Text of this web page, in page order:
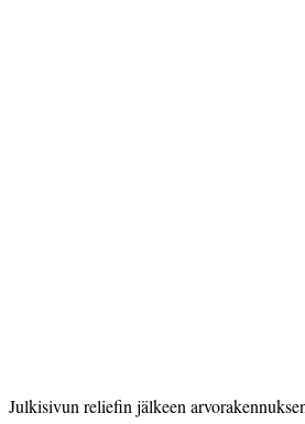
Julkisivun reliefin jälkeen